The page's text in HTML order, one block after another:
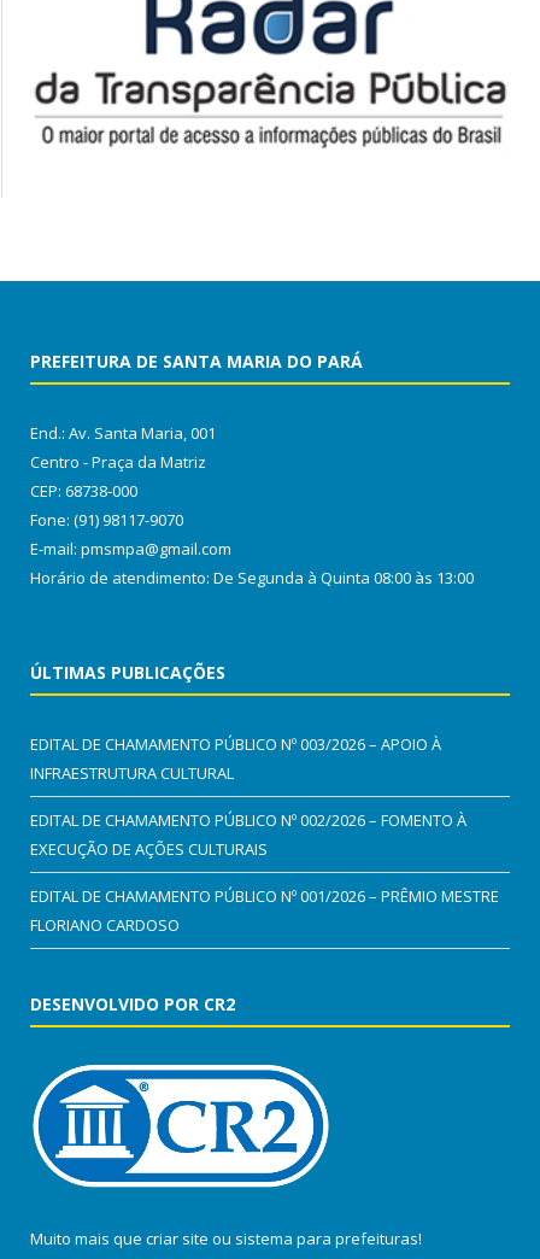
PREFEITURA DE SANTA MARIA DO PARÁ
End.: Av. Santa Maria, 001
Centro - Praça da Matriz
CEP: 68738-000
Fone: (91) 98117-9070
E-mail: pmsmpa@gmail.com
Horário de atendimento: De Segunda à Quinta 08:00 às 13:00
ÚLTIMAS PUBLICAÇÕES
EDITAL DE CHAMAMENTO PÚBLICO Nº 003/2026 – APOIO À
INFRAESTRUTURA CULTURAL
EDITAL DE CHAMAMENTO PÚBLICO Nº 002/2026 – FOMENTO À
EXECUÇÃO DE AÇÕES CULTURAIS
EDITAL DE CHAMAMENTO PÚBLICO Nº 001/2026 – PRÊMIO MESTRE
FLORIANO CARDOSO
DESENVOLVIDO POR CR2
Muito mais que criar site ou sistema para prefeituras!